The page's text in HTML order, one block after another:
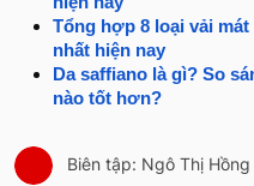
Tổng hợp 8 loại vải
nhất hiện nay
Da saffiano là gì? So
nào tốt hơn?
Biên tập: Ngô Thị